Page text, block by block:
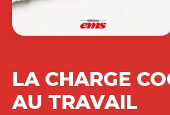
LA CHARGE
AU TRAVAIL